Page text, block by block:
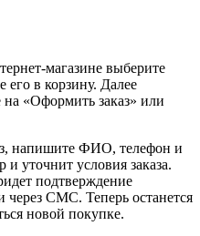
магазине выберите
его в корзину. Далее
«Оформить заказ» или
напишите ФИО, телефон и
уточнит условия заказа.
подтверждение
через СМС. Теперь останется
новой покупке.